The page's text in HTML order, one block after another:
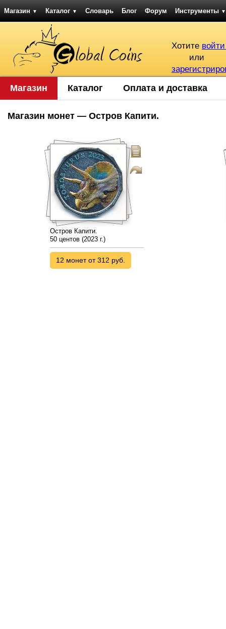
Магазин ▼ Каталог ▼ Словарь Блог Форум Инструменты ▼
Хотите
или
Магазин Каталог Оплата и доставка
Магазин монет — Остров Капити.
Остров Капити.
50 центов (2023 г.)
12 монет от 312 руб.